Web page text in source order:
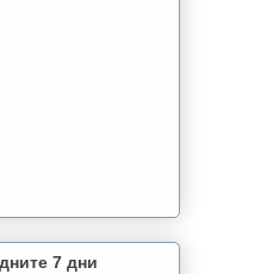
7 дни